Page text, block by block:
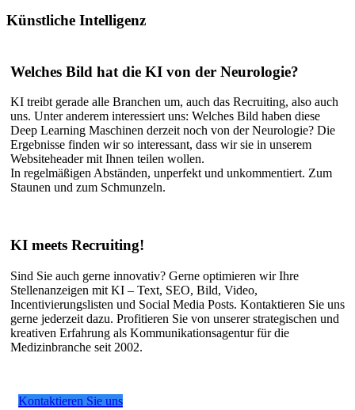
Künstliche Intelligenz
Welches Bild hat die KI von der Neurologie?
KI treibt gerade alle Branchen um, auch das Recruiting, also auch
uns. Unter anderem interessiert uns: Welches Bild haben diese
Deep Learning Maschinen derzeit noch von der Neurologie? Die
Ergebnisse finden wir so interessant, dass wir sie in unserem
Websiteheader mit Ihnen teilen wollen.
In regelmäßigen Abständen, unperfekt und unkommentiert. Zum
Staunen und zum Schmunzeln.
KI meets Recruiting!
Sind Sie auch gerne innovativ? Gerne optimieren wir Ihre
Stellenanzeigen mit KI – Text, SEO, Bild, Video,
Incentivierungslisten und Social Media Posts. Kontaktieren Sie uns
gerne jederzeit dazu. Profitieren Sie von unserer strategischen und
kreativen Erfahrung als Kommunikationsagentur für die
Medizinbranche seit 2002.
Kontaktieren Sie uns